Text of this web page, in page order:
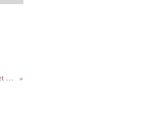
Éveillez votre compassion : Vidéos Free Tibet Libre